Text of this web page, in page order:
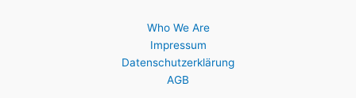
Who We Are
Impressum
Datenschutzerklärung
AGB